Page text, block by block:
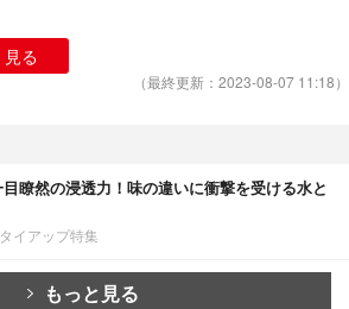
る
（最終更新：2023-08-07 11:18）
瞭然の浸透力！味の違いに衝撃を受ける水と
イアップ特集
もっと見る